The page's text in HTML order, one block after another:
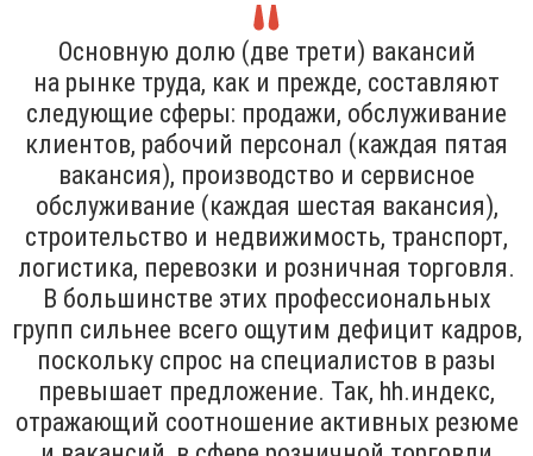
Основную долю (две трети) вакансий
на рынке труда, как и прежде, составляют
следующие сферы: продажи, обслуживание
клиентов, рабочий персонал (каждая пятая
вакансия), производство и сервисное
обслуживание (каждая шестая вакансия),
строительство и недвижимость, транспорт,
логистика, перевозки и розничная торговля.
В большинстве этих профессиональных
групп сильнее всего ощутим дефицит кадров,
поскольку спрос на специалистов в разы
превышает предложение. Так, hh.индекс,
отражающий соотношение активных резюме